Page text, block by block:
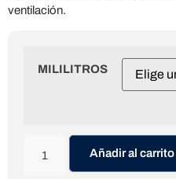
ventilación.
MILILITROS
Añadir al carrito